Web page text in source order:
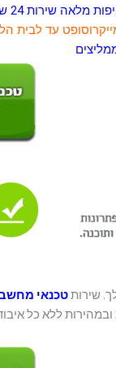
שירות 24 שעות ביממה
עד לבית
שירותטכנאי
ובמהירות ללא כל